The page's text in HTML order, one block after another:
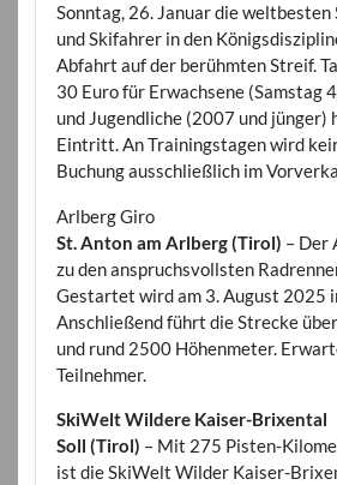
Sonntag, 26. Januar die
und Skifahrer in den
Abfahrt auf der berühmten Streif.
30 Euro für Erwachsene (Samstag
und Jugendliche (2007 und jünger)
Eintritt. An Trainingstagen wird
Buchung ausschließlich im
Arlberg Giro
St. Anton am Arlberg (Tirol) – Der
zu den anspruchsvollsten
Gestartet wird am 3. August 2025
Anschließend führt die Strecke
und rund 2500 Höhenmeter.
Teilnehmer.
SkiWelt Wildere Kaiser-Brixental
Soll (Tirol) – Mit 275 Pisten-
ist die SkiWelt Wilder Kaiser-